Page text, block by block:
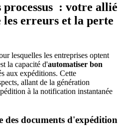
processus : votre allié
erreurs et la perte
lesquelles les entreprises optent
la capacité d'automatiser bon
aux expéditions. Cette
allant de la génération
à la notification instantanée
documents d'expédition